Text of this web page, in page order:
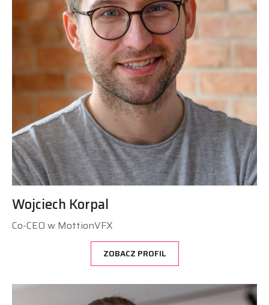
Wojciech Korpal
Co-CEO w MottionVFX
ZOBACZ PROFIL